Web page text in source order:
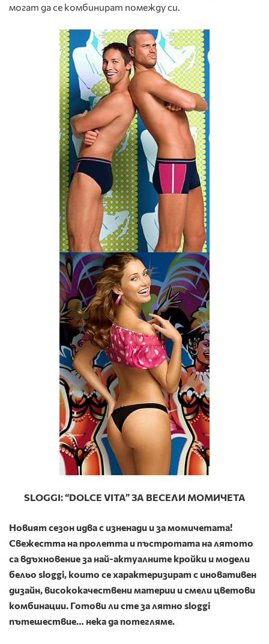
могат да се комбинират помежду си.
SLOGGI: “DOLCE VITA” ЗА ВЕСЕЛИ МОМИЧЕТА
Новият сезон идва с изненади и за момичетата!
Свежестта на пролетта и пъстротата на лятото
са вдъхновение за най-актуалните кройки и модели
бельо sloggi, които се характеризират с иновативен
дизайн,висококачествени материии смели цветови
комбинации. Готови ли сте за лятно sloggi
пътешествие… нека да потегляме.